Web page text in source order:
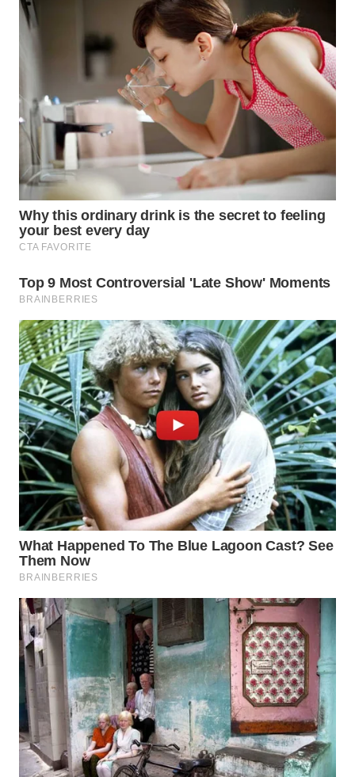
KALSEL
WN
KALTIM
WN
SULSEL
GORONTALO
WN
SULUT
WN
MALUKU
WN
MALUT
WN
DAIRI
WN
DANAU
WN
NIAS
WN
LANGKAT
WN
TAPANULI